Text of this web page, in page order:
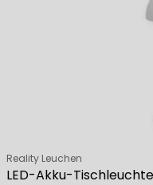
LED-Akku-
Verkäufer:
Reality Leuchen